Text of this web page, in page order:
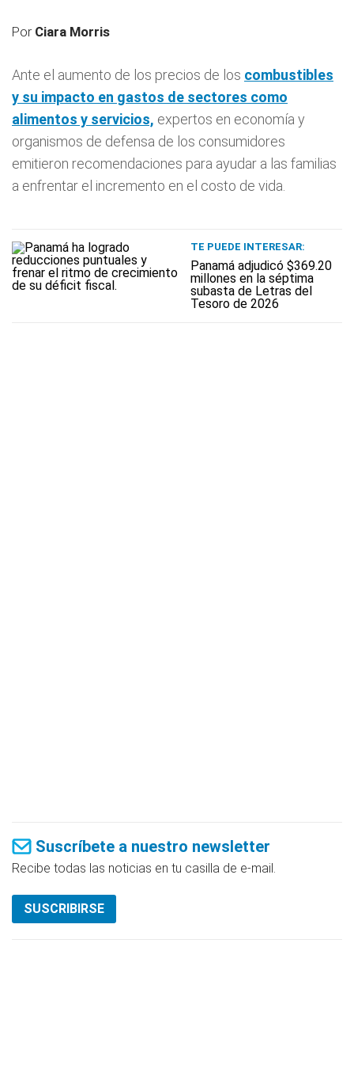
Por Ciara Morris
Ante el aumento de los precios de los combustibles
y su impacto en gastos de sectores como
alimentos y servicios, expertos en economía y
organismos de defensa de los consumidores
emitieron recomendaciones para ayudar a las familias
a enfrentar el incremento en el costo de vida.
TE PUEDE INTERESAR:
Panamá adjudicó $369.20
millones en la séptima
subasta de Letras del
Tesoro de 2026
Suscríbete a nuestro newsletter
Recibe todas las noticias en tu casilla de e-mail.
SUSCRIBIRSE